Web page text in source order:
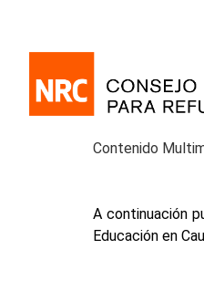
Contenido
A continuación
Educación en